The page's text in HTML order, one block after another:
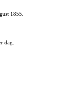
1855.
dag.